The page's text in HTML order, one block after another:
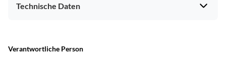
Technische Daten
Verantwortliche Person